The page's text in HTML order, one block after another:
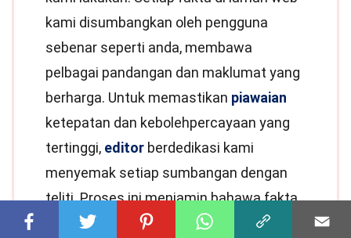
kami disumbangkan oleh pengguna
sebenar seperti anda, membawa
pelbagai pandangan dan maklumat yang
berharga. Untuk memastikan piawaian
ketepatan dan kebolehpercayaan yang
tertinggi, editor berdedikasi kami
menyemak setiap sumbangan dengan
teliti. Proses ini menjamin bahawa fakta
yang kami kongsikan bukan sahaja